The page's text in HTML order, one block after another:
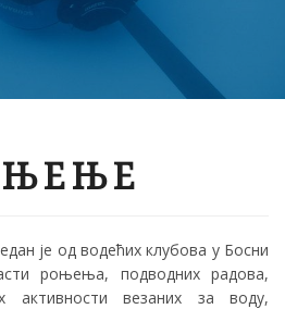
је од водећих клубова у Босни
роњења, подводних радова,
активности везаних за воду,